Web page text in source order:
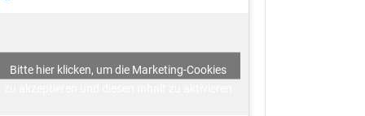
Bitte hier klicken, um die Marketing-Cookies